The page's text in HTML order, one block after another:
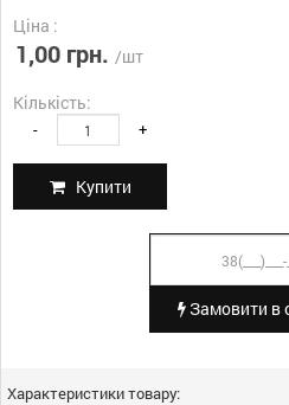
Ціна :
1,00 грн. /шт
Кількість:
- +
Купити
Замовити в
Характеристики товару: